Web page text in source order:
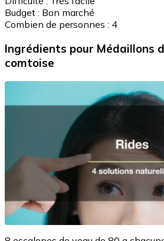
Budget : Bon marché
Combien de personnes : 4
Ingrédients pour Médaillons
comtoise